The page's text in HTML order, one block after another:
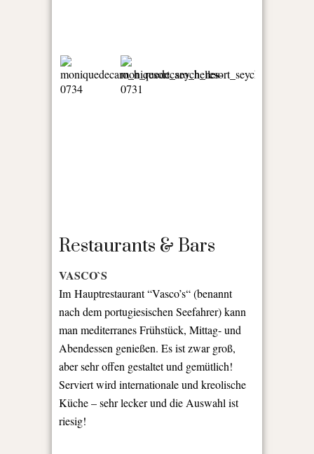
Restaurants & Bars
VASCO`S
Im Hauptrestaurant “Vasco’s“ (benannt
nach dem portugiesischen Seefahrer) kann
man mediterranes Frühstück, Mittag- und
Abendessen genießen. Es ist zwar groß,
aber sehr offen gestaltet und gemütlich!
Serviert wird internationale und kreolische
Küche – sehr lecker und die Auswahl ist
riesig!